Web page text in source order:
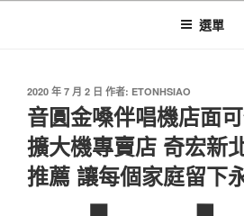
選單
發
佈
於
2020 年 7 月 2 日 作者: ETONHSIAO
音圓金嗓伴唱機店面
擴大機專賣店 奇宏新
推薦 讓每個家庭留下